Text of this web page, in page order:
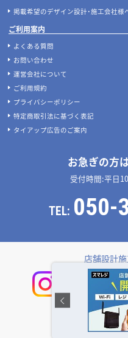
掲載希望のデザイン設計･施工会社様
ご利用案内
よくある質問
お問い合わせ
運営会社について
ご利用規約
プライバシーポリシー
特定商取引法に基づく表記
タイアップ広告のご案内
お急ぎの方
受付時間:平日
TEL: 050-
店舗設計
©